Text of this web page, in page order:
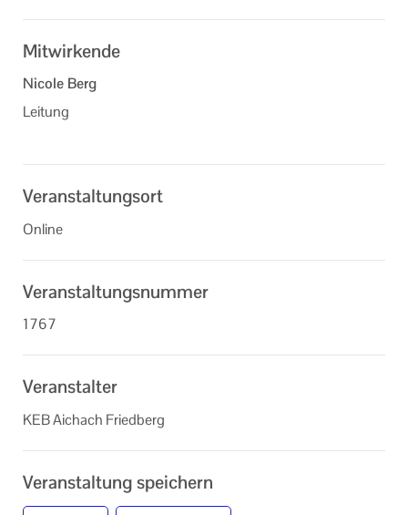
Mitwirkende
Nicole Berg
Leitung
Veranstaltungsort
Online
Veranstaltungsnummer
1767
Veranstalter
KEB Aichach Friedberg
Veranstaltung speichern